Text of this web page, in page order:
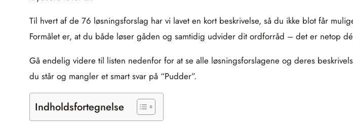
Til hvert af de 76 løsningsforslag har vi lavet en kort beskrivelse, så du ikke blot får
Formålet er, at du både løser gåden og samtidig udvider dit ordforråd – det er netop
Gå endelig videre til listen nedenfor for at se alle løsningsforslagene og deres
du står og mangler et smart svar på “Pudder”.
Indholdsfortegnelse